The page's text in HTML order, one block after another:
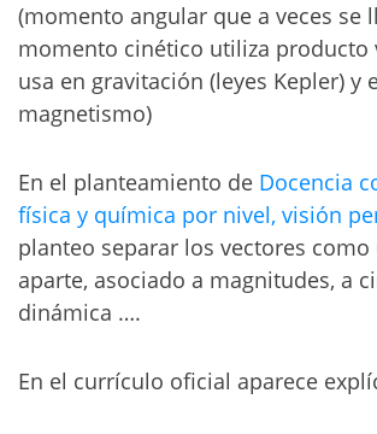
(momento angular que a veces se
momento cinético utiliza producto
usa en gravitación (leyes Kepler) y
magnetismo)
En el planteamiento de Docencia
física y química por nivel, visión
planteo separar los vectores
aparte, asociado a magnitudes, a
dinámica ….
En el currículo oficial aparece